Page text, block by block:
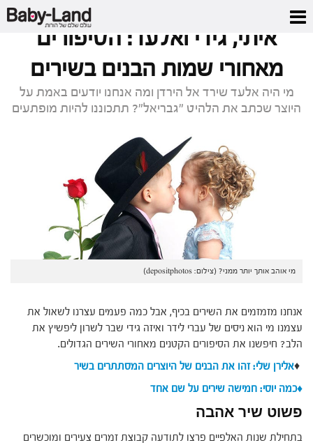
דף הבית איתי, גידי ואלעד: הסיפורים מאחורי שמות הבנים בשירים
איתי, גידי ואלעד: הסיפורים
מאחורי שמות הבנים בשירים
מי היה אלעד שירד אל הירדן ומה אנחנו יודעים באמת על
היוצר שכתב את הלהיט "גבריאל"? תתכוננו להיות מופתעים
מי אוהב אותך יותר ממני? (צילום: depositphotos)
אנחנו מזמזמים את השירים בכיף, אבל כמה פעמים עצרנו לשאול את
עצמנו מי הוא ניסים של עברי לידר ואיזה גידי שבר לשרון ליפשיץ את
הלב? חיפשנו את הסיפורים הקטנים מאחורי השירים הגדולים.
♦אלירן שלי: זהו את הבנים של היוצרים המסתתרים בשיר
♦כמה יוסי: חמישה שירים על שם אחד
פשוט שיר אהבה
בתחילת שנות האלפיים פרצו לתודעה קבוצת זמרים צעירים ומוכשרים